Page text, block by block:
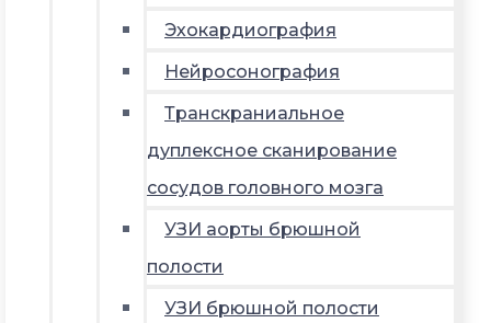
Эхокардиография
Нейросонография
Транскраниальное
дуплексное сканирование
сосудов головного мозга
УЗИ аорты брюшной
полости
УЗИ брюшной полости